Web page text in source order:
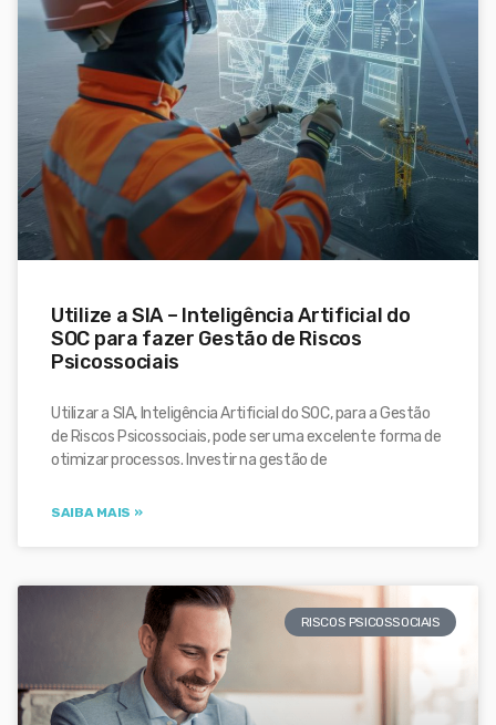
Utilize a SIA – Inteligência Artificial do
SOC para fazer Gestão de Riscos
Psicossociais
Utilizar a SIA, Inteligência Artificial do SOC, para a Gestão
de Riscos Psicossociais, pode ser uma excelente forma de
otimizar processos. Investir na gestão de
SAIBA MAIS »
RISCOS PSICOSSOCIAIS